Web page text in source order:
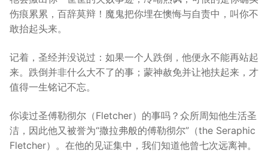
伤痕累累，百辞莫辩！魔鬼把你埋在懊悔与自责中，叫你不
敢抬起头来。
记着，圣经并没说过：如果一个人跌倒，他便永不能再站起
来。跌倒并非什么大不了的事；蒙神赦免并让祂扶起来，才
值得一生铭记不忘。
你读过圣傅勒彻尔（Fletcher）的事吗？众所周知他生活圣
洁，因此他又被誉为“撒拉弗般的傅勒彻尔”（the Seraphic
Fletcher）。在他的见证集中，我们知道他曾七次远离神。